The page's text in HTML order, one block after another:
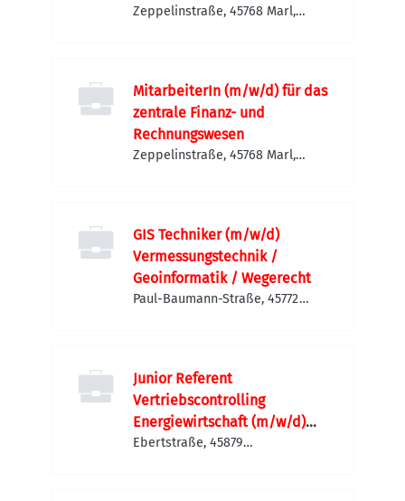
Wohnform Haus Lea
Zeppelinstraße, 45768 Marl,
MitarbeiterIn (m/w/d) für das
zentrale Finanz- und
Rechnungswesen
Zeppelinstraße, 45768 Marl,
GIS Techniker (m/w/d)
Vermessungstechnik /
Geoinformatik / Wegerecht
Paul-Baumann-Straße, 45772
Junior Referent
Vertriebscontrolling
Energiewirtschaft (m/w/d)
befristet für 2 Jahre
Ebertstraße, 45879